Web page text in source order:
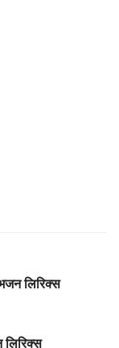
लिरिक्स
लिरिक्स